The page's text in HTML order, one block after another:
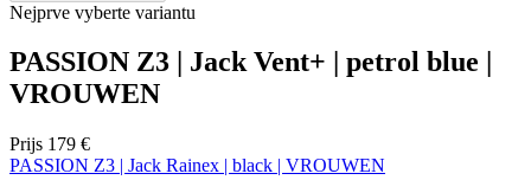
Nejprve vyberte variantu
PASSION Z3 | Jack Vent+ | petrol blue |
VROUWEN
Prijs 179 €
PASSION Z3 | Jack Rainex | black | VROUWEN